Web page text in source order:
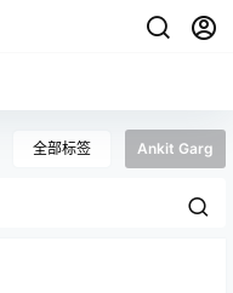
全部标签 Ankit Garg